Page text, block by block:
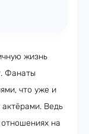
жизнь
Фанаты
что уже и
Ведь
на